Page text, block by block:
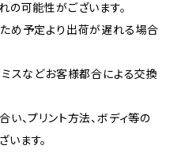
の可能性がございます。
め予定より出荷が遅れる場合
ミスなどお客様都合による交換
、プリント方法、ボディ等の
ます。